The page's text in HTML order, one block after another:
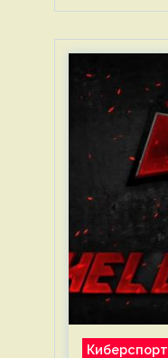
Киберспорт